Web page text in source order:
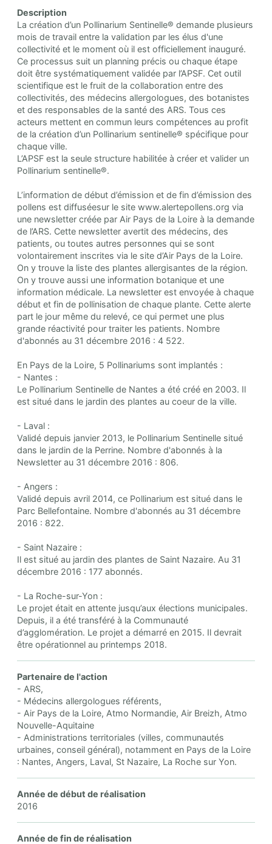
Description
La création d’un Pollinarium Sentinelle® demande plusieurs
mois de travail entre la validation par les élus d'une
collectivité et le moment où il est officiellement inauguré.
Ce processus suit un planning précis ou chaque étape
doit être systématiquement validée par l’APSF. Cet outil
scientifique est le fruit de la collaboration entre des
collectivités, des médecins allergologues, des botanistes
et des responsables de la santé des ARS. Tous ces
acteurs mettent en commun leurs compétences au profit
de la création d’un Pollinarium sentinelle® spécifique pour
chaque ville.
L’APSF est la seule structure habilitée à créer et valider un
Pollinarium sentinelle®.
L’information de début d’émission et de fin d’émission des
pollens est diffuséesur le site www.alertepollens.org via
une newsletter créée par Air Pays de la Loire à la demande
de l’ARS. Cette newsletter avertit des médecins, des
patients, ou toutes autres personnes qui se sont
volontairement inscrites via le site d’Air Pays de la Loire.
On y trouve la liste des plantes allergisantes de la région.
On y trouve aussi une information botanique et une
information médicale. La newsletter est envoyée à chaque
début et fin de pollinisation de chaque plante. Cette alerte
part le jour même du relevé, ce qui permet une plus
grande réactivité pour traiter les patients. Nombre
d'abonnés au 31 décembre 2016 : 4 522.
En Pays de la Loire, 5 Pollinariums sont implantés :
- Nantes :
Le Pollinarium Sentinelle de Nantes a été créé en 2003. Il
est situé dans le jardin des plantes au coeur de la ville.
- Laval :
Validé depuis janvier 2013, le Pollinarium Sentinelle situé
dans le jardin de la Perrine. Nombre d'abonnés à la
Newsletter au 31 décembre 2016 : 806.
- Angers :
Validé depuis avril 2014, ce Pollinarium est situé dans le
Parc Bellefontaine. Nombre d'abonnés au 31 décembre
2016 : 822.
- Saint Nazaire :
Il est situé au jardin des plantes de Saint Nazaire. Au 31
décembre 2016 : 177 abonnés.
- La Roche-sur-Yon :
Le projet était en attente jusqu’aux élections municipales.
Depuis, il a été transféré à la Communauté
d’agglomération. Le projet a démarré en 2015. Il devrait
être opérationnel au printemps 2018.
Partenaire de l'action
- ARS,
- Médecins allergologues référents,
- Air Pays de la Loire, Atmo Normandie, Air Breizh, Atmo
Nouvelle-Aquitaine
- Administrations territoriales (villes, communautés
urbaines, conseil général), notamment en Pays de la Loire
: Nantes, Angers, Laval, St Nazaire, La Roche sur Yon.
Année de début de réalisation
2016
Année de fin de réalisation